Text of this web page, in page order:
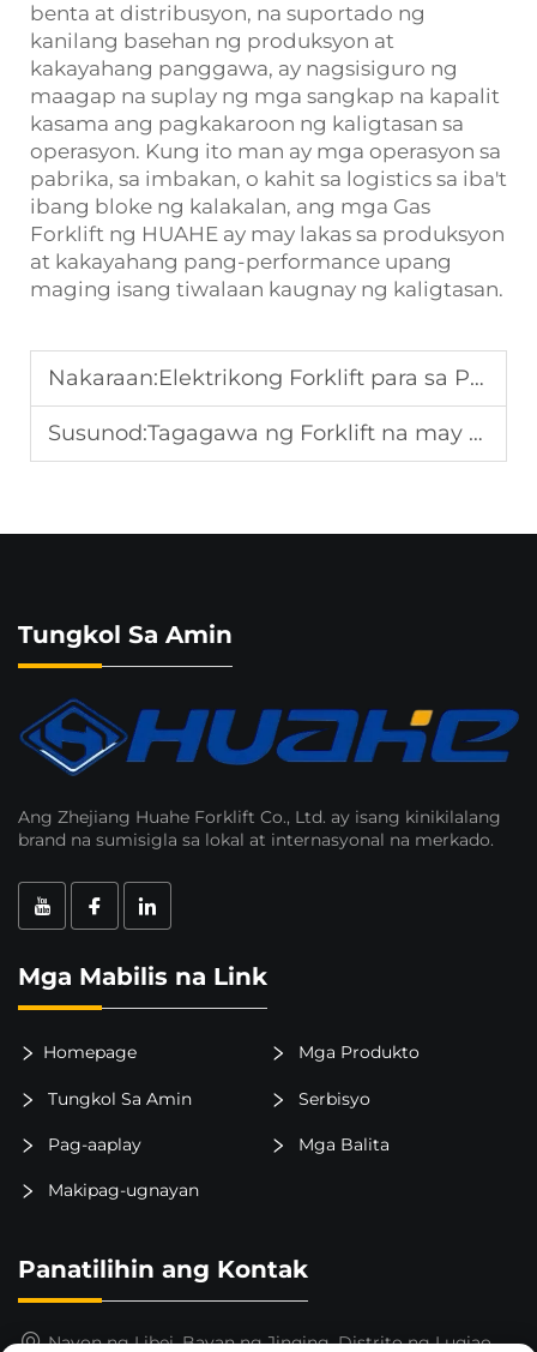
benta at distribusyon, na suportado ng
kanilang basehan ng produksyon at
kakayahang panggawa, ay nagsisiguro ng
maagap na suplay ng mga sangkap na kapalit
kasama ang pagkakaroon ng kaligtasan sa
operasyon. Kung ito man ay mga operasyon sa
pabrika, sa imbakan, o kahit sa logistics sa iba't
ibang bloke ng kalakalan, ang mga Gas
Forklift ng HUAHE ay may lakas sa produksyon
at kakayahang pang-performance upang
maging isang tiwalaan kaugnay ng kaligtasan.
Nakaraan:Elektrikong Forklift para sa Pasadyang Pag-customize ng OEM
Susunod:Tagagawa ng Forklift na may Bulk Production
Tungkol Sa Amin
Ang Zhejiang Huahe Forklift Co., Ltd. ay isang kinikilalang
brand na sumisigla sa lokal at internasyonal na merkado.
Mga Mabilis na Link
Homepage Mga Produkto
Tungkol Sa Amin Serbisyo
Pag-aaplay Mga Balita
Makipag-ugnayan
Panatilihin ang Kontak
Nayon ng Libei, Bayan ng Jinqing, Distrito ng Luqiao,